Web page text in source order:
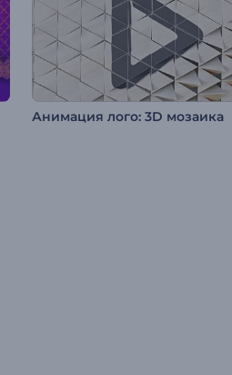
Анимация лого: 3D мозаика